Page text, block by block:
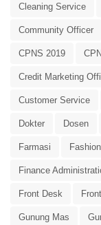
Cleaning Service
Community Officer
CPNS 2019
Credit Marketing
Customer Service
Dokter Dosen
Farmasi
Finance
Front Desk
Gunung Mas